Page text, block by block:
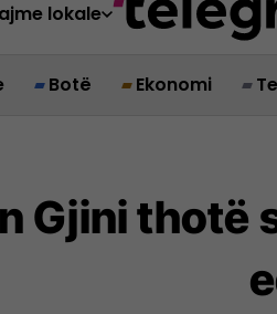
lokale
Botë Ekonomi
Gjini thotë